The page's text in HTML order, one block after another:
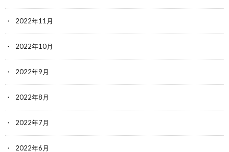
2022年11月
2022年10月
2022年9月
2022年8月
2022年7月
2022年6月